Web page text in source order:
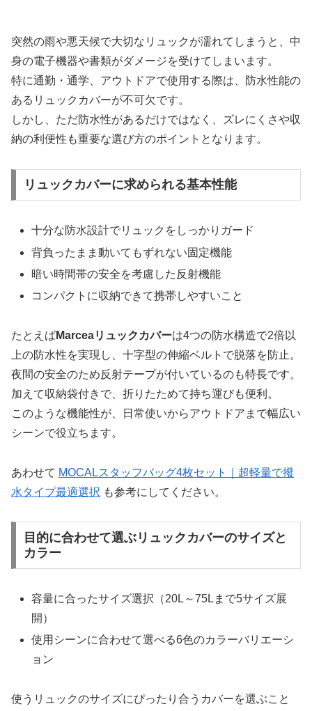
突然の雨や悪天候で大切なリュックが濡れてしまうと、中
身の電子機器や書類がダメージを受けてしまいます。
特に通勤・通学、アウトドアで使用する際は、防水性能の
あるリュックカバーが不可欠です。
しかし、ただ防水性があるだけではなく、ズレにくさや収
納の利便性も重要な選び方のポイントとなります。
リュックカバーに求められる基本性能
十分な防水設計でリュックをしっかりガード
背負ったまま動いてもずれない固定機能
暗い時間帯の安全を考慮した反射機能
コンパクトに収納できて携帯しやすいこと
たとえばMarceaリュックカバーは4つの防水構造で2倍以
上の防水性を実現し、十字型の伸縮ベルトで脱落を防止。
夜間の安全のため反射テープが付いているのも特長です。
加えて収納袋付きで、折りたためて持ち運びも便利。
このような機能性が、日常使いからアウトドアまで幅広い
シーンで役立ちます。
あわせて MOCALスタッフバッグ4枚セット｜超軽量で撥
水タイプ最適選択 も参考にしてください。
目的に合わせて選ぶリュックカバーのサイズと
カラー
容量に合ったサイズ選択（20L～75Lまで5サイズ展
開）
使用シーンに合わせて選べる6色のカラーバリエーシ
ョン
使うリュックのサイズにぴったり合うカバーを選ぶこと